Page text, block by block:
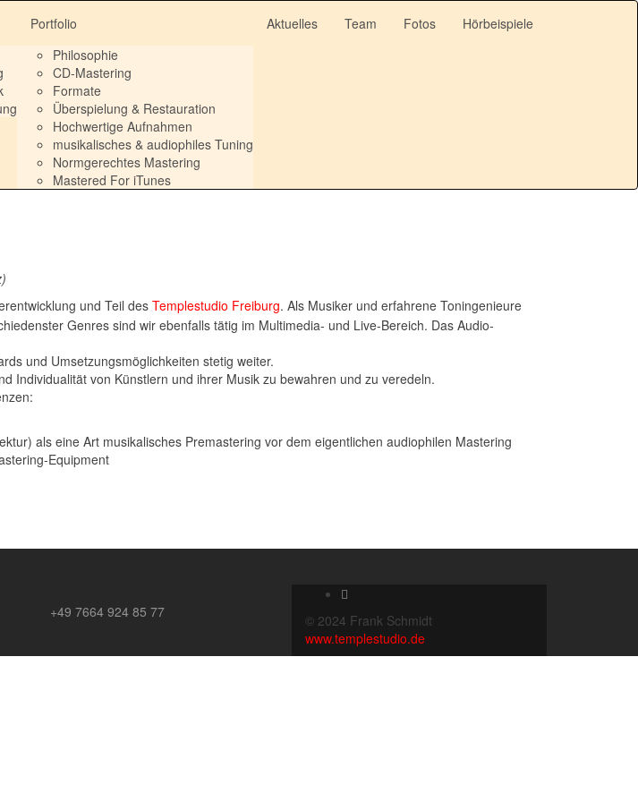
Portfolio
Philosophie
CD-Mastering
Formate
Überspielung & Restauration
Hochwertige Aufnahmen
musikalisches & audiophiles Tuning
Normgerechtes Mastering
Mastered For iTunes
Aktuelles Team Fotos Hörbeispiele
und Teil des Templestudio Freiburg. Als Musiker und erfahrene Toningenieure
Genres sind wir ebenfalls tätig im Multimedia- und Live-Bereich. Das Audio-
und Umsetzungsmöglichkeiten stetig weiter.
Individualität von Künstlern und ihrer Musik zu bewahren und zu veredeln.
als eine Art musikalisches Premastering vor dem eigentlichen audiophilen Mastering
Equipment
+49 7664 924 85 77
© 2024 Frank Schmidt
www.templestudio.de